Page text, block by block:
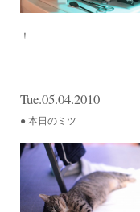
！
Tue.05.04.2010
● 本日のミツ